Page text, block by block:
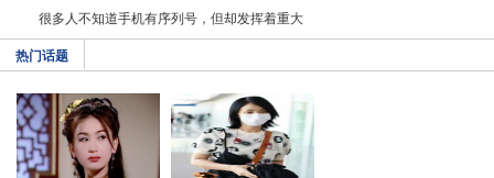
很多人不知道手机有序列号，但却发挥着重大
热门话题